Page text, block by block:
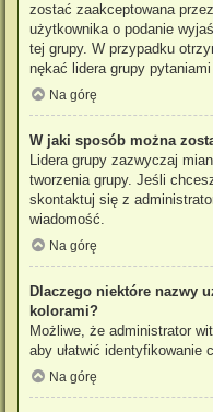
zostać zaakceptowana
użytkownika o podanie
tej grupy. W przypadku
nękać lidera grupy
Na górę
W jaki sposób można
Lidera grupy zazwyczaj
tworzenia grupy. Jeśli
skontaktuj się z
wiadomość.
Na górę
Dlaczego niektóre nazwy
kolorami?
Możliwe, że administrator
aby ułatwić identyfikowanie
Na górę